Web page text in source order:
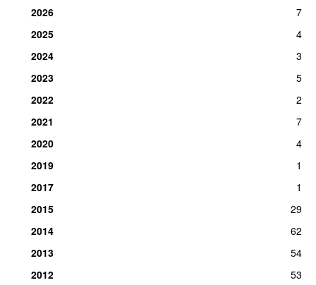
2026
7
2025
4
2024
3
2023
5
2022
2
2021
7
2020
4
2019
1
2017
1
2015
29
2014
62
2013
54
2012
53